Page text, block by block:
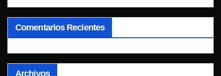
Comentarios Recientes
Archivos